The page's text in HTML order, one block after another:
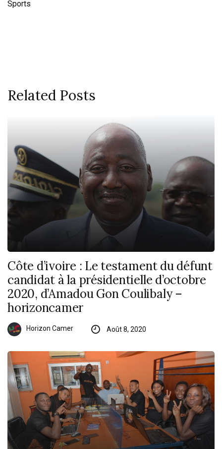
Sports
Related Posts
Côte d’ivoire : Le testament du défunt
candidat à la présidentielle d’octobre
2020, d’Amadou Gon Coulibaly –
horizoncamer
Horizon Camer Août 8, 2020